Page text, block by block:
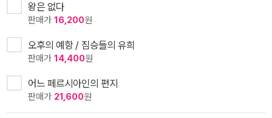
왕은 없다
판매가 16,200원
오후의 예항 / 짐승들의 유희
판매가 14,400원
어느 페르시아인의 편지
판매가 21,600원